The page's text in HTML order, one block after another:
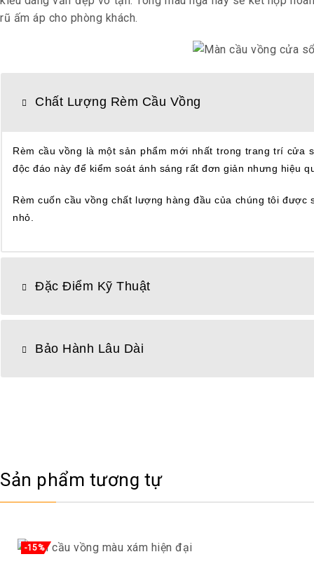
rũ ấm áp cho phòng khách.
Chất Lượng Rèm Cầu Vồng
Rèm cầu vồng là một sản phẩm mới nhất trong trang trí
độc đáo này để kiểm soát ánh sáng rất đơn giản nhưng hiệu
Rèm cuốn cầu vồng chất lượng hàng đầu của chúng tôi
nhỏ.
Đặc Điểm Kỹ Thuật
Bảo Hành Lâu Dài
Sản phẩm tương tự
-15%